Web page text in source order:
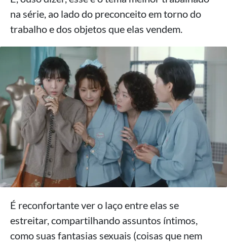
na série, ao lado do preconceito em torno do
trabalho e dos objetos que elas vendem.
É reconfortante ver o laço entre elas se
estreitar, compartilhando assuntos íntimos,
como suas fantasias sexuais (coisas que nem